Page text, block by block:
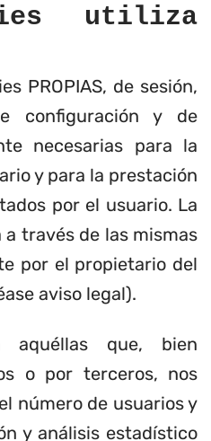
utiliza
PROPIAS, de sesión,
configuración y de
necesarias para la
y para la prestación
por el usuario. La
través de las mismas
por el propietario del
aviso legal).
que, bien
o por terceros, nos
número de usuarios y
y análisis estadístico